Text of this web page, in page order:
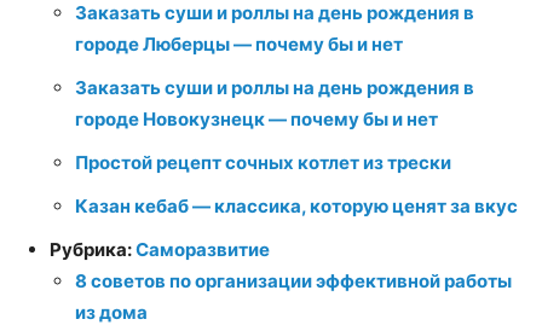
Заказать суши и роллы на день рождения в
городе Люберцы — почему бы и нет
Заказать суши и роллы на день рождения в
городе Новокузнецк — почему бы и нет
Простой рецепт сочных котлет из трески
Казан кебаб — классика, которую ценят за вкус
Рубрика:Саморазвитие
8 советов по организации эффективной работы
из дома